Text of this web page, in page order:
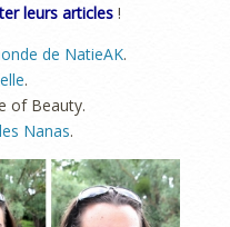
leurs articles !
de NatieAK.
.
of Beauty.
Nanas.